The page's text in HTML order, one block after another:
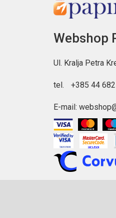
Webshop
Ul. Kralja Petra
tel. +385 44
E-mail: